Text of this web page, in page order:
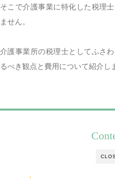
そこで介護事業に特化した税理
ません。
介護事業所の税理士としてふさ
るべき観点と費用について紹介し